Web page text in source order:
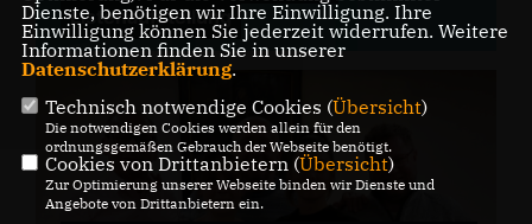
Listenaufstellung
Dienste, benötigen wir Ihre Einwilligung. Ihre
Einwilligung können Sie jederzeit widerrufen. Weitere
Informationen finden Sie in unserer
Datenschutzerklärung.
Technisch notwendige Cookies (Übersicht)
Die notwendigen Cookies werden allein für den
ordnungsgemäßen Gebrauch der Webseite benötigt.
Cookies von Drittanbietern (Übersicht)
Zur Optimierung unserer Webseite binden wir Dienste und
Angebote von Drittanbietern ein.